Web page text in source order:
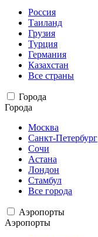
Россия
Таиланд
Грузия
Турция
Германия
Казахстан
Все страны
Города
Города
Москва
Санкт-Петербург
Сочи
Астана
Лондон
Стамбул
Все города
Аэропорты
Аэропорты